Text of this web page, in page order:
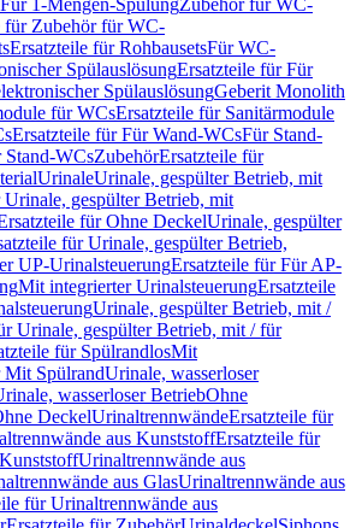
1-Mengen-SpülungZubehör für WC-
für Zubehör für WC-
Ersatzteile für RohbausetsFür WC-
SpülauslösungErsatzteile für Für
SpülauslösungGeberit Monolith
für WCsErsatzteile für Sanitärmodule
Ersatzteile für Für Wand-WCsFür Stand-
Stand-WCsZubehörErsatzteile für
UrinaleUrinale, gespülter Betrieb, mit
Urinale, gespülter Betrieb, mit
für Ohne DeckelUrinale, gespülter
für Urinale, gespülter Betrieb,
UP-UrinalsteuerungErsatzteile für Für AP-
Mit integrierter UrinalsteuerungErsatzteile
Urinale, gespülter Betrieb, mit /
Urinale, gespülter Betrieb, mit / für
für SpülrandlosMit
Mit SpülrandUrinale, wasserloser
wasserloser BetriebOhne
DeckelUrinaltrennwändeErsatzteile für
aus KunststoffErsatzteile für
Urinaltrennwände aus
aus GlasUrinaltrennwände aus
für Urinaltrennwände aus